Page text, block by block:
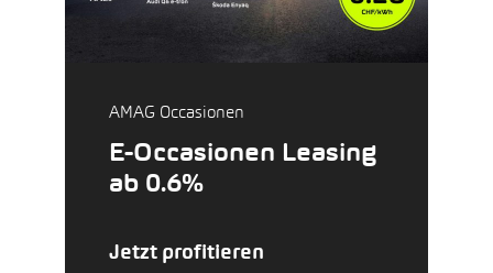
AMAG Occasionen
E-Occasionen Leasing
ab 0.6%
Jetzt profitieren